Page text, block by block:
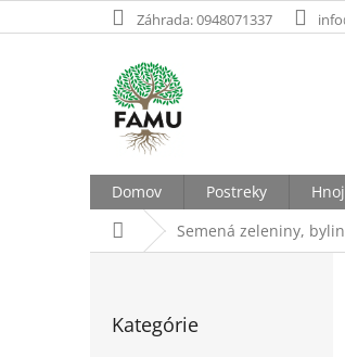
na
Záhrada: 0948071337
Domov Postreky
DomovSemená zeleniny,
kategórie
Kategórie